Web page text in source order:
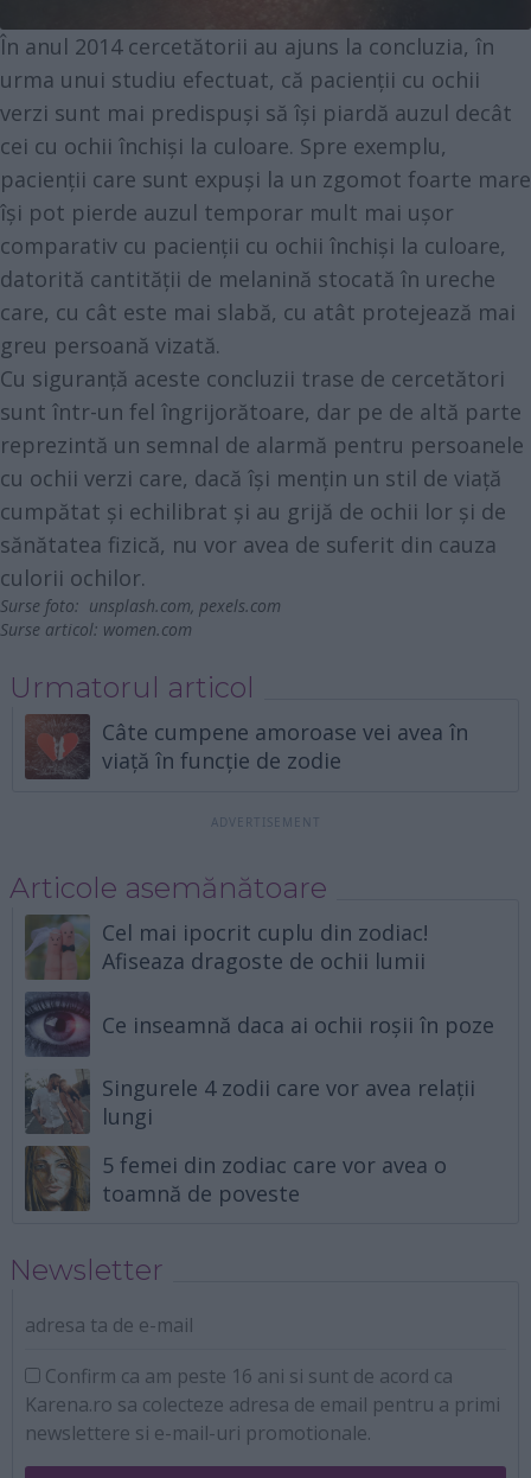
În anul 2014 cercetătorii au ajuns la concluzia, în
urma unui studiu efectuat, că pacienții cu ochii
verzi sunt mai predispuși să își piardă auzul decât
cei cu ochii închiși la culoare. Spre exemplu,
pacienții care sunt expuși la un zgomot foarte mare
își pot pierde auzul temporar mult mai ușor
comparativ cu pacienții cu ochii închiși la culoare,
datorită cantității de melanină stocată în ureche
care, cu cât este mai slabă, cu atât protejează mai
greu persoană vizată.
Cu siguranță aceste concluzii trase de cercetători
sunt într-un fel îngrijorătoare, dar pe de altă parte
reprezintă un semnal de alarmă pentru persoanele
cu ochii verzi care, dacă își mențin un stil de viață
cumpătat și echilibrat și au grijă de ochii lor și de
sănătatea fizică, nu vor avea de suferit din cauza
culorii ochilor.
Surse foto: unsplash.com pexels.com
Surse articol: women.com
Urmatorul articol
Câte cumpene amoroase vei avea în
viață în funcție de zodie
Articole asemănătoare
Cel mai ipocrit cuplu din zodiac!
Afiseaza dragoste de ochii lumii
Ce inseamnă daca ai ochii roșii în poze
Singurele 4 zodii care vor avea relații
lungi
5 femei din zodiac care vor avea o
toamnă de poveste
Newsletter
adresa ta de e-mail
Confirm ca am peste 16 ani si sunt de acord ca
Karena.ro sa colecteze adresa de email pentru a primi
newslettere si e-mail-uri promotionale.